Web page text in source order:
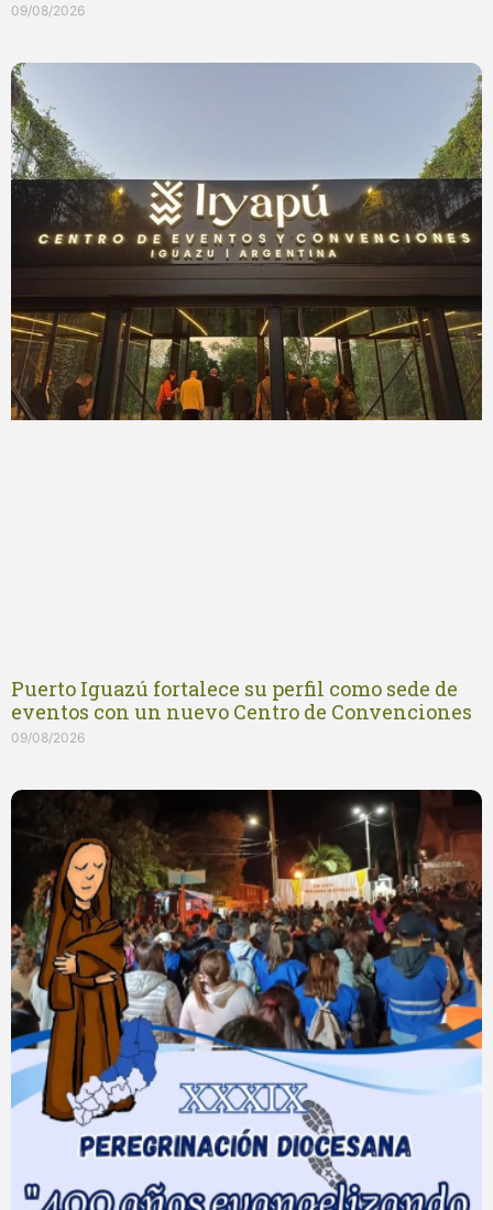
09/08/2026
Puerto Iguazú fortalece su perfil como sede de
eventos con un nuevo Centro de Convenciones
09/08/2026